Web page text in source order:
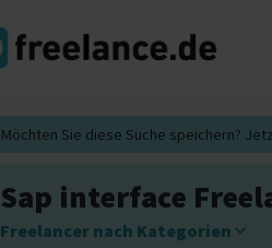
Möchten Sie diese Suche speichern?
Sap interface
Freelancer nach Kategorien